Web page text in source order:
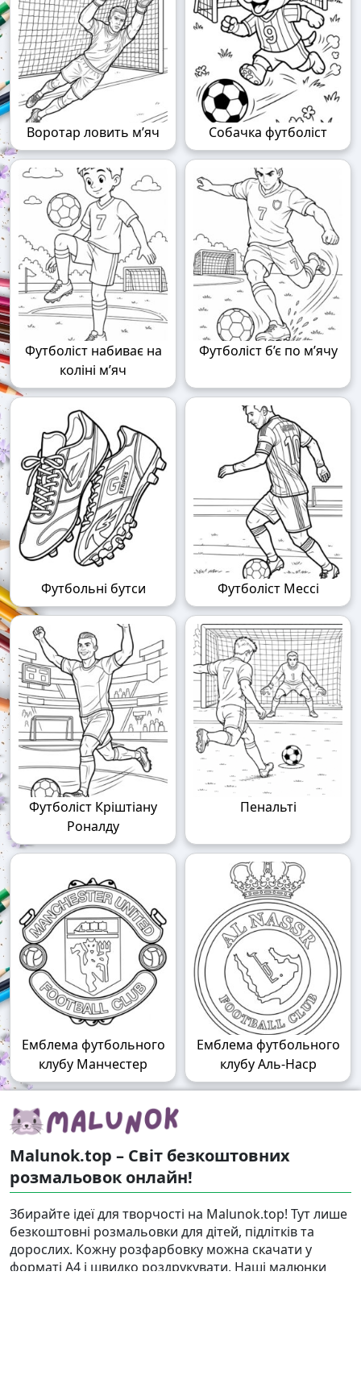
Воротар ловить м’яч Собачка футболіст
Футболіст набиває на
коліні м’яч
Футболіст б’є по м’ячу
Футбольні бутси Футболіст Мессі
Футболіст Кріштіану
Роналду
Пенальті
Емблема футбольного
клубу Манчестер
Емблема футбольного
клубу Аль-Наср
Malunok.top – Світ безкоштовних
розмальовок онлайн!
Збирайте ідеї для творчості на Malunok.top! Тут лише
безкоштовні розмальовки для дітей, підлітків та
дорослих. Кожну розфарбовку можна скачати у
форматі А4 і швидко роздрукувати. Наші малюнки